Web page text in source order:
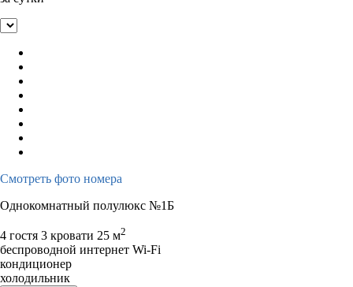
Смотреть фото номера
Однокомнатный полулюкс №1Б
4 гостя 3 кровати 25 м2
беспроводной интернет Wi-Fi
кондиционер
холодильник